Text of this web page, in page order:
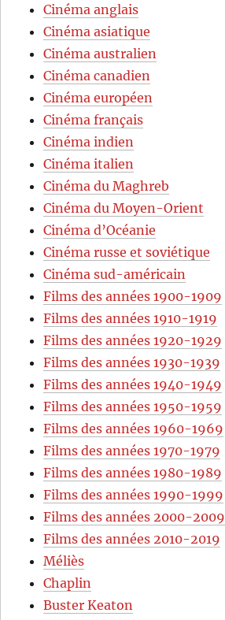
Cinéma anglais
Cinéma asiatique
Cinéma australien
Cinéma canadien
Cinéma européen
Cinéma français
Cinéma indien
Cinéma italien
Cinéma du Maghreb
Cinéma du Moyen-Orient
Cinéma d’Océanie
Cinéma russe et soviétique
Cinéma sud-américain
Films des années 1900-1909
Films des années 1910-1919
Films des années 1920-1929
Films des années 1930-1939
Films des années 1940-1949
Films des années 1950-1959
Films des années 1960-1969
Films des années 1970-1979
Films des années 1980-1989
Films des années 1990-1999
Films des années 2000-2009
Films des années 2010-2019
Méliès
Chaplin
Buster Keaton